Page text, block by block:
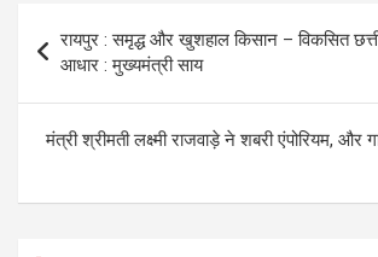
o
o
k
g
er
A
p
p
a
navigation
रायपुर : समृद्ध और खुशहाल किसान – विकसित
आधार : मुख्यमंत्री साय
मंत्री श्रीमती लक्ष्मी राजवाड़े ने शबरी एंपोरियम, और